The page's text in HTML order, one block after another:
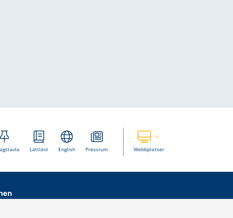
Lättläst English Pressrum WebbplatserVisa våra andra webbplatser